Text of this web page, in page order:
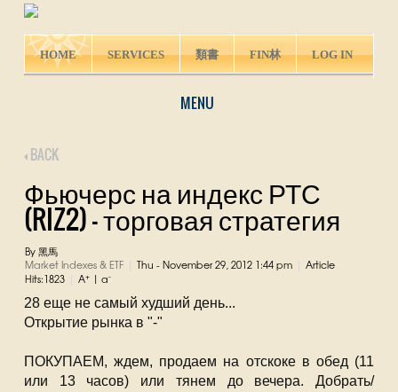
HOME SERVICES 類書 FIN林 LOG IN
MENU
BACK
Фьючерс на индекс РТС
(RIZ2) - торговая стратегия
By 黑馬
Market Indexes & ETF
Thu - November 29, 2012 1:44 pm
Article
Hits:1823
A+| a-
28 еще не самый худший день...
Открытие рынка в "-"
ПОКУПАЕМ, ждем, продаем на отскоке в обед (11
или 13 часов) или тянем до вечера. Добрать/